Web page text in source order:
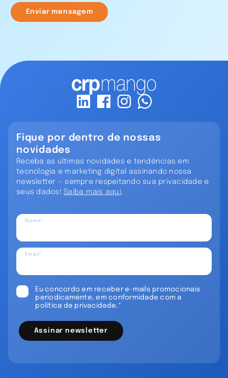
Enviar mensagem
Fique por dentro de nossas
novidades
Receba as últimas novidades e tendências em
tecnologia e marketing digital assinando nossa
newsletter — sempre respeitando sua privacidade e
seus dados! Saiba mais aqui.
Nome*
Email*
Eu concordo em receber e-mails promocionais
periodicamente, em conformidade com a
política de privacidade.*
Assinar newsletter